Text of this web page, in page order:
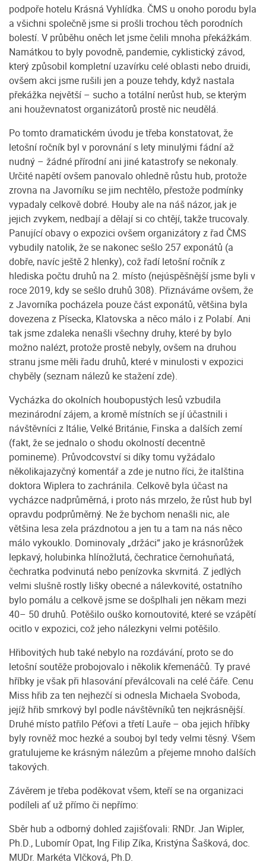
podpoře hotelu Krásná Vyhlídka. ČMS u onoho porodu byla
a všichni společně jsme si prošli trochou těch porodních
bolestí. V průběhu oněch let jsme čelili mnoha překážkám.
Namátkou to byly povodně, pandemie, cyklistický závod,
který způsobil kompletní uzavírku celé oblasti nebo druidi,
ovšem akci jsme rušili jen a pouze tehdy, když nastala
překážka největší – sucho a totální nerůst hub, se kterým
ani houževnatost organizátorů prostě nic neudělá.
Po tomto dramatickém úvodu je třeba konstatovat, že
letošní ročník byl v porovnání s lety minulými fádní až
nudný – žádné přírodní ani jiné katastrofy se nekonaly.
Určité napětí ovšem panovalo ohledně růstu hub, protože
zrovna na Javorníku se jim nechtělo, přestože podmínky
vypadaly celkově dobré. Houby ale na náš názor, jak je
jejich zvykem, nedbají a dělají si co chtějí, takže trucovaly.
Panující obavy o expozici ovšem organizátory z řad ČMS
vybudily natolik, že se nakonec sešlo 257 exponátů (a
dobře, navíc ještě 2 hlenky), což řadí letošní ročník z
hlediska počtu druhů na 2. místo (nejúspěšnější jsme byli v
roce 2019, kdy se sešlo druhů 308). Přiznáváme ovšem, že
z Javorníka pocházela pouze část exponátů, většina byla
dovezena z Písecka, Klatovska a něco málo i z Polabí. Ani
tak jsme zdaleka nenašli všechny druhy, které by bylo
možno nalézt, protože prostě nebyly, ovšem na druhou
stranu jsme měli řadu druhů, které v minulosti v expozici
chyběly (seznam nálezů ke stažení zde).
Vycházka do okolních houbopustých lesů vzbudila
mezinárodní zájem, a kromě místních se jí účastnili i
návštěvníci z Itálie, Velké Británie, Finska a dalších zemí
(fakt, že se jednalo o shodu okolností decentně
pomineme). Průvodcovství si díky tomu vyžádalo
několikajazyčný komentář a zde je nutno říci, že italština
doktora Wiplera to zachránila. Celkově byla účast na
vycházce nadprůměrná, i proto nás mrzelo, že růst hub byl
opravdu podprůměrný. Ne že bychom nenašli nic, ale
většina lesa zela prázdnotou a jen tu a tam na nás něco
málo vykouklo. Dominovaly „držáci“ jako je krásnorůžek
lepkavý, holubinka hlínožlutá, čechratice černohuňatá,
čechratka podvinutá nebo penízovka skvrnitá. Z jedlých
velmi slušně rostly lišky obecné a nálevkovité, ostatního
bylo pomálu a celkově jsme se došplhali jen někam mezi
40– 50 druhů. Potěšilo ouško kornoutovité, které se vzápětí
ocitlo v expozici, což jeho nálezkyni velmi potěšilo.
Hřibovitých hub také nebylo na rozdávání, proto se do
letošní soutěže probojovalo i několik křemenáčů. Ty pravé
hříbky je však při hlasování převálcovali na celé čáře. Cenu
Miss hřib za ten nejhezčí si odnesla Michaela Svoboda,
jejíž hřib smrkový byl podle návštěvníků ten nejkrásnější.
Druhé místo patřilo Péťovi a třetí Lauře – oba jejich hříbky
byly rovněž moc hezké a souboj byl tedy velmi těsný. Všem
gratulujeme ke krásným nálezům a přejeme mnoho dalších
takových.
Závěrem je třeba poděkovat všem, kteří se na organizaci
podíleli ať už přímo či nepřímo:
Sběr hub a odborný dohled zajišťovali: RNDr. Jan Wipler,
Ph.D., Lubomír Opat, Ing Filip Zíka, Kristýna Šašková, doc.
MUDr. Markéta Vlčková, Ph.D.